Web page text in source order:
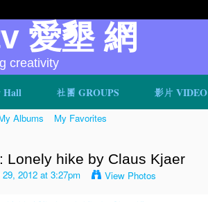
Hall 社團 GROUPS 影片 VIDEO
愛墾 網
creativity
Albums My Favorites
Lonely hike by Claus Kjaer
2012 at 3:27pm View Photos